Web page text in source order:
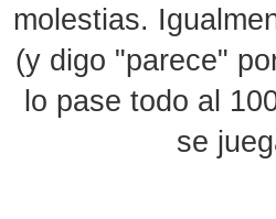
molestias.
(y digo "parece"
lo pase todo al
se